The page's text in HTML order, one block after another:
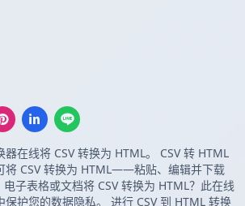
在线将 CSV 转换为 HTML。 CSV 转 HTML
将 CSV 转换为 HTML——粘贴、编辑并下载
子表格或文档将 CSV 转换为 HTML？此在线
保护您的数据隐私。 进行 CSV 到 HTML 转换